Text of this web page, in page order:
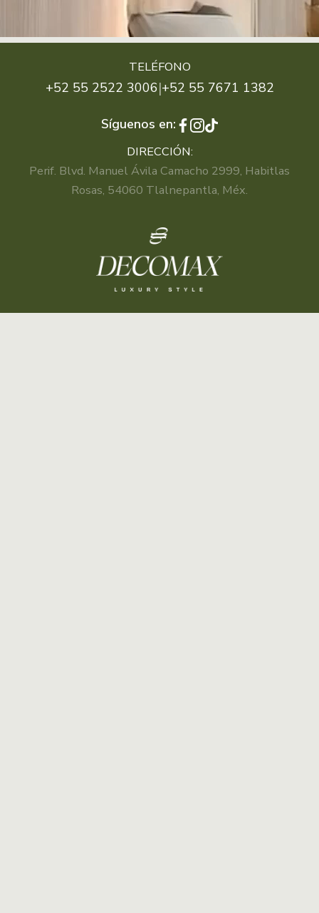
TELÉFONO
+52 55 2522 3006|+52 55 7671 1382
Síguenos en:
DIRECCIÓN:
Perif. Blvd. Manuel Ávila Camacho 2999, Habitlas
Rosas, 54060 Tlalnepantla, Méx.